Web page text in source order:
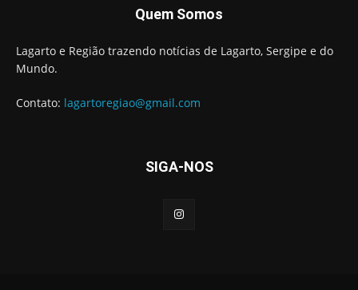
Quem Somos
Lagarto e Região trazendo notícias de Lagarto, Sergipe e do
Mundo.
Contato: lagartoregiao@gmail.com
SIGA-NOS